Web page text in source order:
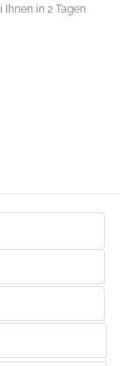
in 2 Tagen